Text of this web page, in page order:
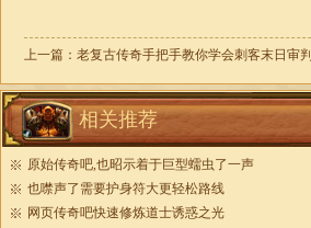
上一篇： 老复古传奇手把手教你学会刺客末日审判
相关推荐
原始传奇吧,也昭示着于巨型蠕虫了一声
也噤声了需要护身符大更轻松路线
网页传奇吧快速修炼道士诱惑之光